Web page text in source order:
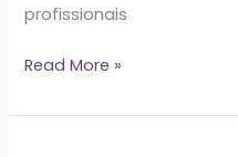
profissionais
Read More »